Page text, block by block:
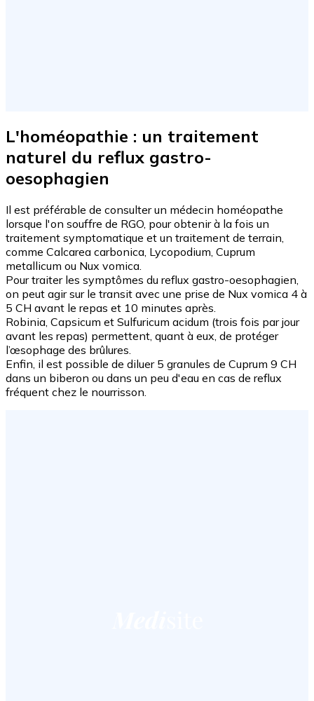
L'homéopathie : un traitement
naturel du reflux gastro-
oesophagien
Il est préférable de consulter un médecin homéopathe
lorsque l'on souffre de RGO, pour obtenir à la fois un
traitement symptomatique et un traitement de terrain,
comme Calcarea carbonica, Lycopodium, Cuprum
metallicum ou Nux vomica.
Pour traiter les symptômes du reflux gastro-oesophagien,
on peut agir sur le transit avec une prise de Nux vomica 4 à
5 CH avant le repas et 10 minutes après.
Robinia, Capsicum et Sulfuricum acidum (trois fois par jour
avant les repas) permettent, quant à eux, de protéger
l’œsophage des brûlures.
Enfin, il est possible de diluer 5 granules de Cuprum 9 CH
dans un biberon ou dans un peu d'eau en cas de reflux
fréquent chez le nourrisson.